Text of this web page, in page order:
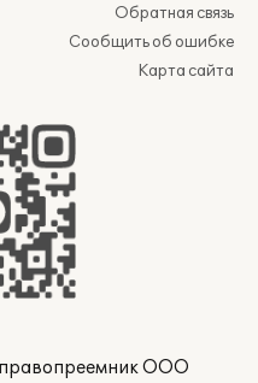
Обратная связь
Сообщить об ошибке
Карта сайта
ООО